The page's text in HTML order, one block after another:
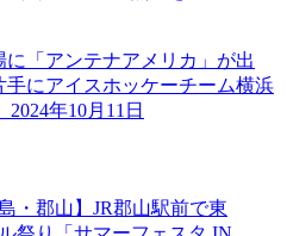
に「アンテナアメリカ」が出
にアイスホッケーチーム横浜
2024年10月11日